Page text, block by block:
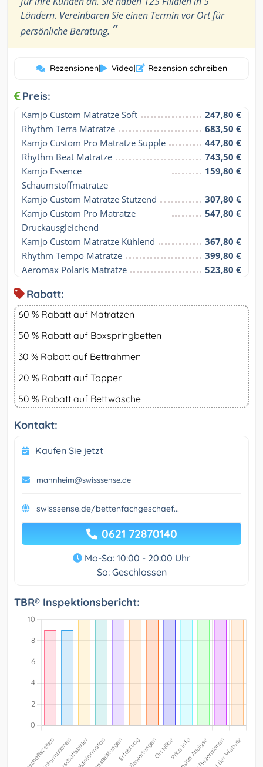
Ländern. Vereinbaren Sie einen Termin vor Ort für
persönliche Beratung. ”
Rezensionen| Video| Rezension schreiben
Preis:
Kamjo Custom Matratze Soft
247,80 €
Rhythm Terra Matratze
683,50 €
Kamjo Custom Pro Matratze Supple
447,80 €
Rhythm Beat Matratze
743,50 €
Kamjo Essence
Schaumstoffmatratze
159,80 €
Kamjo Custom Matratze Stützend
307,80 €
Kamjo Custom Pro Matratze
Druckausgleichend
547,80 €
Kamjo Custom Matratze Kühlend
367,80 €
Rhythm Tempo Matratze
399,80 €
Aeromax Polaris Matratze
523,80 €
Rabatt:
60 % Rabatt auf Matratzen
50 % Rabatt auf Boxspringbetten
30 % Rabatt auf Bettrahmen
20 % Rabatt auf Topper
50 % Rabatt auf Bettwäsche
Kontakt:
Kaufen Sie jetzt
mannheim@swisssense.de
swisssense.de/bettenfachgeschaef...
0621 72870140
Mo-Sa: 10:00 - 20:00 Uhr
So: Geschlossen
TBR® Inspektionsbericht: